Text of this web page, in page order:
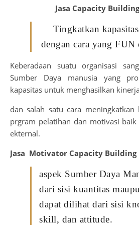
Jasa Capacity
Tingkatkan
dengan cara yang FUN
Keberadaan suatu organisasi
Sumber Daya manusia yang
kapasitas untuk menghasilkan
dan salah satu cara meningkatkan
prgram pelatihan dan motivasi
ekternal.
Jasa Motivator Capacity Building
aspek Sumber Daya
dari sisi kuantitas
dapat dilihat dari sisi
skill, dan attitude.